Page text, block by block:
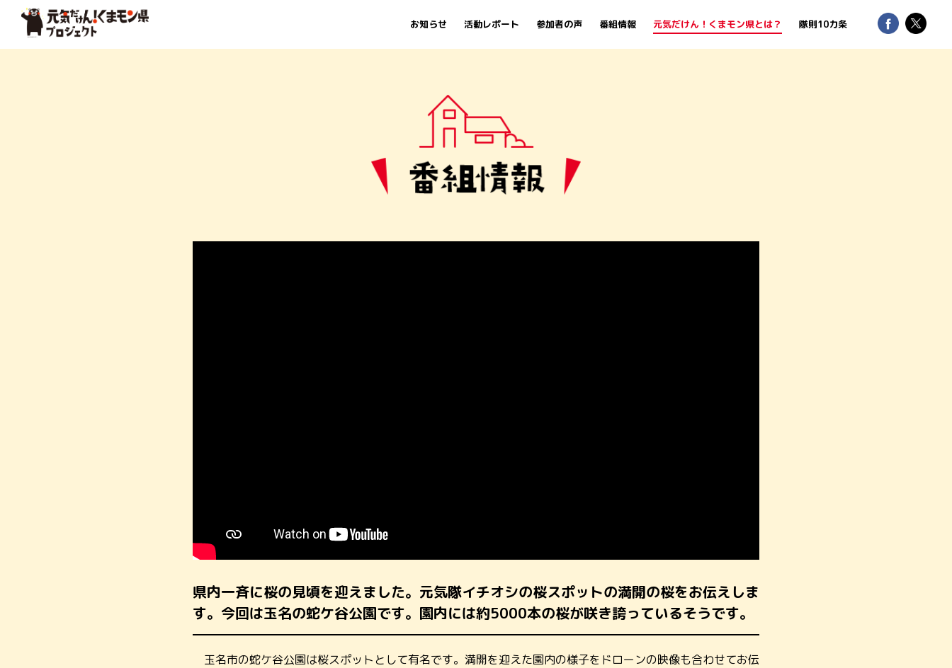
お知らせ 活動レポート 参加者の声 番組情報 元気だけん！くまモン県とは？ 隊則10カ条
県内一斉に桜の見頃を迎えました。元気隊イチオシの桜スポットの満開の桜をお伝えしま
す。今回は玉名の蛇ケ谷公園です。園内には約5000本の桜が咲き誇っているそうです。
玉名市の蛇ケ谷公園は桜スポットとして有名です。満開を迎えた園内の様子をドローンの映像も合わせてお伝